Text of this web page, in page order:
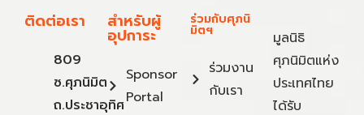
ติดต่อเรา
809
ซ.ศุภนิมิต
ถ.ประชาอุทิศ
สำหรับผู้
อุปการะ
Sponsor
Portal
ร่วมกับศุภนิ
มิตฯ
ร่วมงาน
กับเรา
มูลนิธิ
ศุภนิมิตแห่ง
ประเทศไทย
ได้รับ